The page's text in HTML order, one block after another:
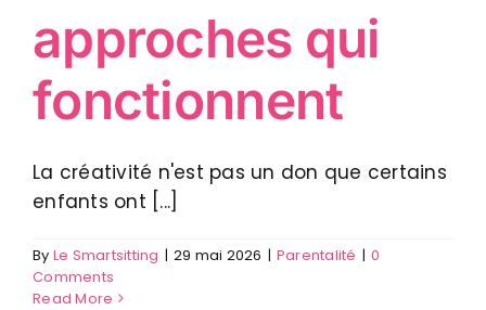
approches qui
fonctionnent
La créativité n'est pas un don que certains
enfants ont [...]
By Le Smartsitting | 29 mai 2026 | Parentalité | 0
Comments
Read More